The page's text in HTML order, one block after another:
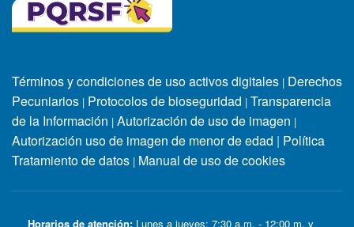
Términos y condiciones de uso activos digitales | Derechos
Pecuniarios | Protocolos de bioseguridad | Transparencia
de la Información | Autorización de uso de imagen |
Autorización uso de imagen de menor de edad | Política
Tratamiento de datos | Manual de uso de cookies
Horarios de atención: Lunes a jueves: 7:30 a.m. - 12:00 m. y